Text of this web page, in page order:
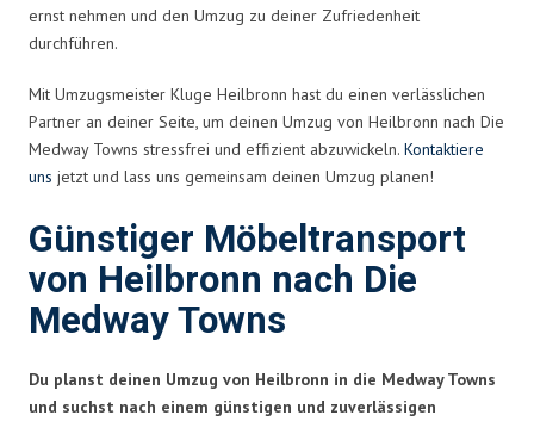
ernst nehmen und den Umzug zu deiner Zufriedenheit
durchführen.
Mit Umzugsmeister Kluge Heilbronn hast du einen verlässlichen
Partner an deiner Seite, um deinen Umzug von Heilbronn nach Die
Medway Towns stressfrei und effizient abzuwickeln. Kontaktiere
uns jetzt und lass uns gemeinsam deinen Umzug planen!
Günstiger Möbeltransport
von Heilbronn nach Die
Medway Towns
Du planst deinen Umzug von Heilbronn in die Medway Towns
und suchst nach einem günstigen und zuverlässigen